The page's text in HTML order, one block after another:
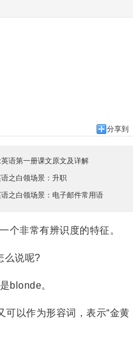
分享到
英语第一册课文原文及详解
之白领场景：升职
之白领场景：电子邮件常用语
非常有辨识度的特征。
么说呢?
blonde。
以作为形容词，表示“金黄